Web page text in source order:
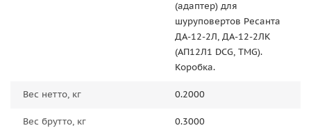
(адаптер) для
шуруповертов Ресанта
ДА-12-2Л, ДА-12-2ЛК
(АП12Л1 DCG, TMG).
Коробка.
Вес нетто, кг 0.2000
Вес брутто, кг 0.3000